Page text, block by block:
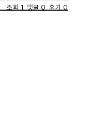
조회 1 댓글 0 후기 0